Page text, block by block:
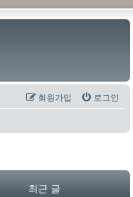
로그인
회원가입
최근 글